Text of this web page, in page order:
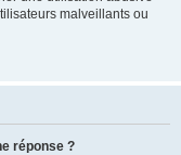
malveillants ou
réponse ?